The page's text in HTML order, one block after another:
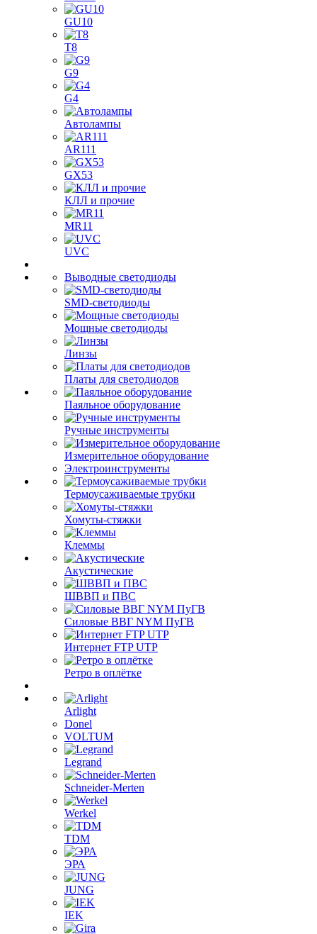
GU10
T8
G9
G4
Автолампы
AR111
GX53
КЛЛ и прочие
MR11
UVC
Выводные светодиоды
SMD-светодиоды
Мощные светодиоды
Линзы
Платы для светодиодов
Паяльное оборудование
Ручные инструменты
Измерительное оборудование
Электроинструменты
Термоусаживаемые трубки
Хомуты-стяжки
Клеммы
Акустические
ШВВП и ПВС
Силовые ВВГ NYM ПуГВ
Интернет FTP UTP
Ретро в оплётке
Arlight
Donel
VOLTUM
Legrand
Schneider-Merten
Werkel
TDM
ЭРА
JUNG
IEK